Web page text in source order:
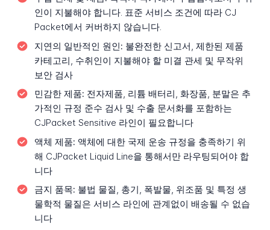
인이 지불해야 합니다. 표준 서비스 조건에 따라 CJ
Packet에서 커버하지 않습니다.
지연의 일반적인 원인: 불완전한 신고서, 제한된 제품
카테고리, 수취인이 지불해야 할 미결 관세 및 무작위
보안 검사
민감한 제품: 전자제품, 리튬 배터리, 화장품, 분말은 추
가적인 규정 준수 검사 및 수출 문서화를 포함하는
CJPacket Sensitive 라인이 필요합니다
액체 제품: 액체에 대한 국제 운송 규정을 충족하기 위
해 CJPacket Liquid Line을 통해서만 라우팅되어야 합
니다
금지 품목: 불법 물질, 총기, 폭발물, 위조품 및 특정 생
물학적 물질은 서비스 라인에 관계없이 배송될 수 없습
니다